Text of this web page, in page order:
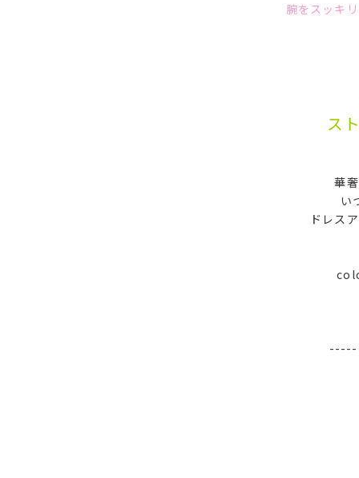
腕をスッキ
ス
華
い
ドレス